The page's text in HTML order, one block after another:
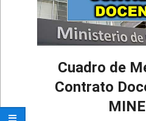
Cuadro de
Contrato